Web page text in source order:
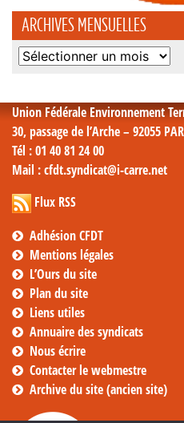
ARCHIVES MENSUELLES
Archives
Union Fédérale Environnement
30, passage de l’Arche – 92055
Tél : 01 40 81 24 00
Mail : cfdt.syndicat@i-carre.net
Flux RSS
Adhésion CFDT
Mentions légales
L’Ours du site
Plan du site
Liens utiles
Annuaire des syndicats
Nous écrire
Contacter le webmestre
Archive du site (ancien site)